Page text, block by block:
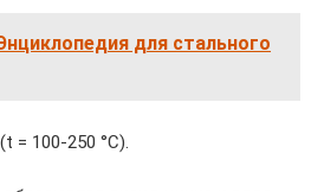
для стального
= 100-250 °C).